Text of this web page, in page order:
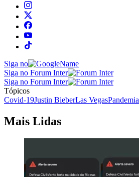
Siga no
Siga no Forum Inter
Siga no Forum Inter
Tópicos
Covid-19Justin BieberLas VegasPandemia
Mais Lidas